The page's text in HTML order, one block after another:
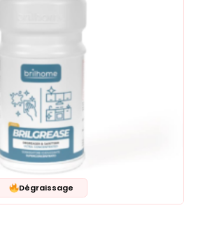
Dégraissage